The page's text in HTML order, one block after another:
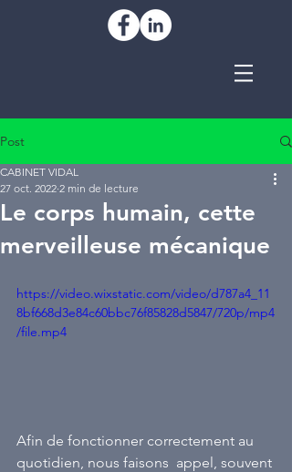
Post
Le corps humain, cette
merveilleuse mécanique
CABINET VIDAL
27 oct. 2022 2 min de lecture
https://video.wixstatic.com/video/d787a4_11
8bf668d3e84c60bbc76f85828d5847/720p/mp4
/file.mp4
Afin de fonctionner correctement au
quotidien, nous faisons  appel, souvent